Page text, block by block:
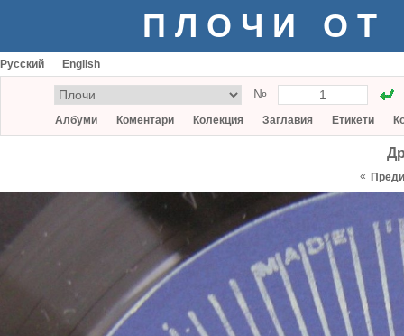
ПЛОЧИ ОТ
Русский English
№
Албуми Коментари Колекция Заглавия Етикети
«